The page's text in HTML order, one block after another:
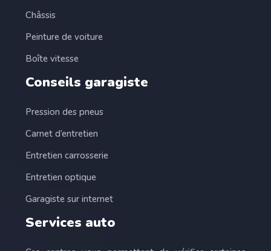
Châssis
Peinture de voiture
Boîte vitesse
Conseils garagiste
Pression des pneus
Carnet d’entretien
Entretien carrosserie
Entretien optique
Garagiste sur internet
Services auto